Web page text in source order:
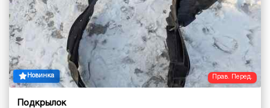
Прав. Перед.
Новинка
Подкрылок